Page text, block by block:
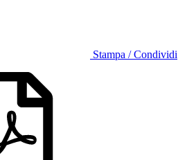
Stampa / Condividi